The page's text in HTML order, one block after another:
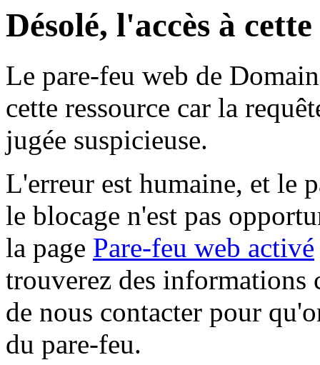
Désolé, l'accès à
Le pare-feu web de
cette ressource car la
jugée suspicieuse.
L'erreur est humaine, et le
le blocage n'est pas
la page Pare-feu web activé
trouverez des informations
de nous contacter pour
du pare-feu.